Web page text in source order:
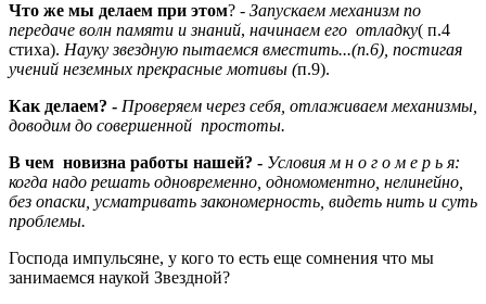
Что же мы делаем при этом? - Запускаем механизм по
передаче волн памяти и знаний, начинаем его отладку( п.4
стиха). Науку звездную пытаемся вместить...(п.6), постигая
учений неземных прекрасные мотивы (п.9).
Как делаем? - Проверяем через себя, отлаживаем механизмы,
доводим до совершенной простоты.
В чем новизна работы нашей? - Условия м н о г о м е р ь я:
когда надо решать одновременно, одномоментно, нелинейно,
без опаски, усматривать закономерность, видеть нить и суть
проблемы.
Господа импульсяне, у кого то есть еще сомнения что мы
занимаемся наукой Звездной?